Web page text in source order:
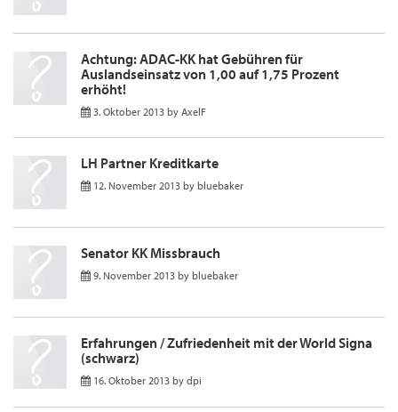
Achtung: ADAC-KK hat Gebühren für
Auslandseinsatz von 1,00 auf 1,75 Prozent
erhöht!
3. Oktober 2013 by AxelF
LH Partner Kreditkarte
12. November 2013 by bluebaker
Senator KK Missbrauch
9. November 2013 by bluebaker
Erfahrungen / Zufriedenheit mit der World Signa
(schwarz)
16. Oktober 2013 by dpi